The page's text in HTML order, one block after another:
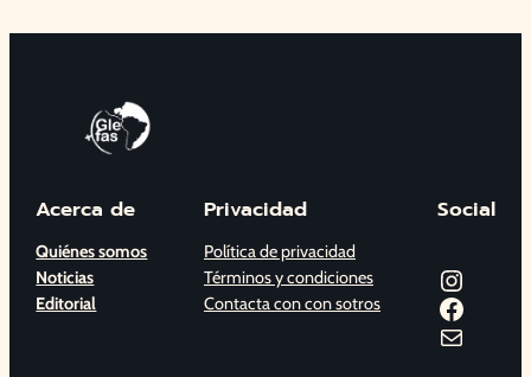
Acerca de
Quiénes somos
Noticias
Editorial
Privacidad
Política de privacidad
Términos y condiciones
Contacta con con sotros
Social
Instagram
Facebook
Correo electrónico